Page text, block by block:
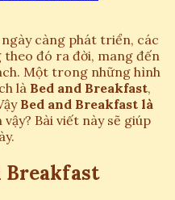
càng phát triển, các
đó ra đời, mang đến
Một trong những hình
là Bed and Breakfast,
Bed and Breakfast là
Bài viết này sẽ giúp
Breakfast